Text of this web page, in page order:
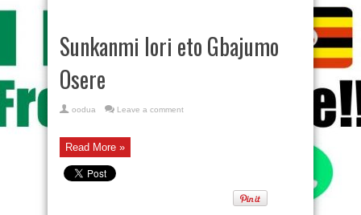
Sunkanmi lori eto Gbajumo
Osere
oodua Leave a comment
Read More »